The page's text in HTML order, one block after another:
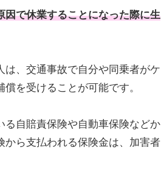
で休業することになった際に生
、交通事故で自分や同乗者がケ
を受けることが可能です。
自賠責保険や自動車保険などか
から支払われる保険金は、加害者